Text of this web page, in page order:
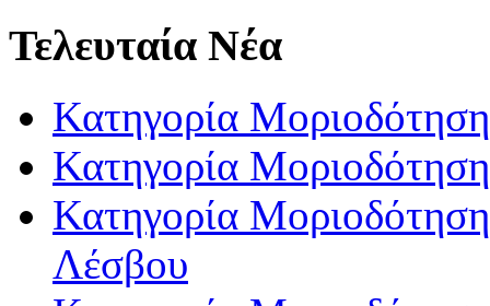
Τελευταία Νέα
Κατηγορία
Κατηγορία
Κατηγορία
Λέσβου